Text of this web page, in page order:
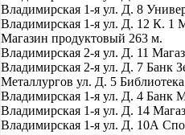
Владимирская 1-я ул. Д. 8
Владимирская 1-я ул. Д. 12 К. 1
Магазин продуктовый 263 м.
Владимирская 2-я ул. Д. 11
Владимирская 2-я ул. Д. 7 Банк
Металлургов ул. Д. 5
Владимирская 1-я ул. Д. 4 Банк
Владимирская 1-я ул. Д. 14
Владимирская 1-я ул. Д. 10А